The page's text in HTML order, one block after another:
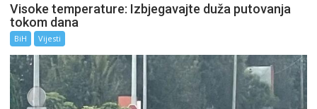
Visoke temperature: Izbjegavajte duža putovanja
tokom dana
BiH Vijesti